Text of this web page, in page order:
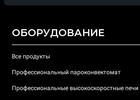
ОБОРУДОВАНИЕ
Все продукты
Профессиональный пароконвектомат
Профессиональные высокоскоростные печи